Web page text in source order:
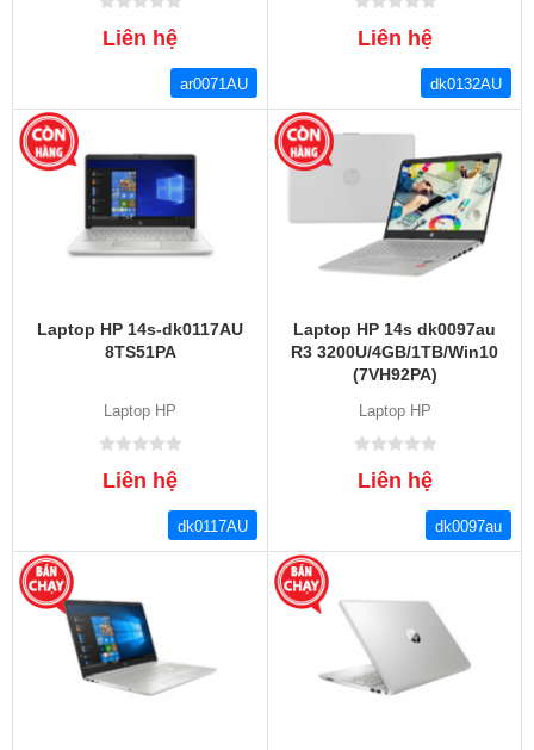
Liên hệ
ar0071AU
Liên hệ
dk0132AU
Laptop HP 14s-dk0117AU
8TS51PA
Laptop HP
Liên hệ
dk0117AU
Laptop HP 14s dk0097au
R3 3200U/4GB/1TB/Win10
(7VH92PA)
Laptop HP
Liên hệ
dk0097au